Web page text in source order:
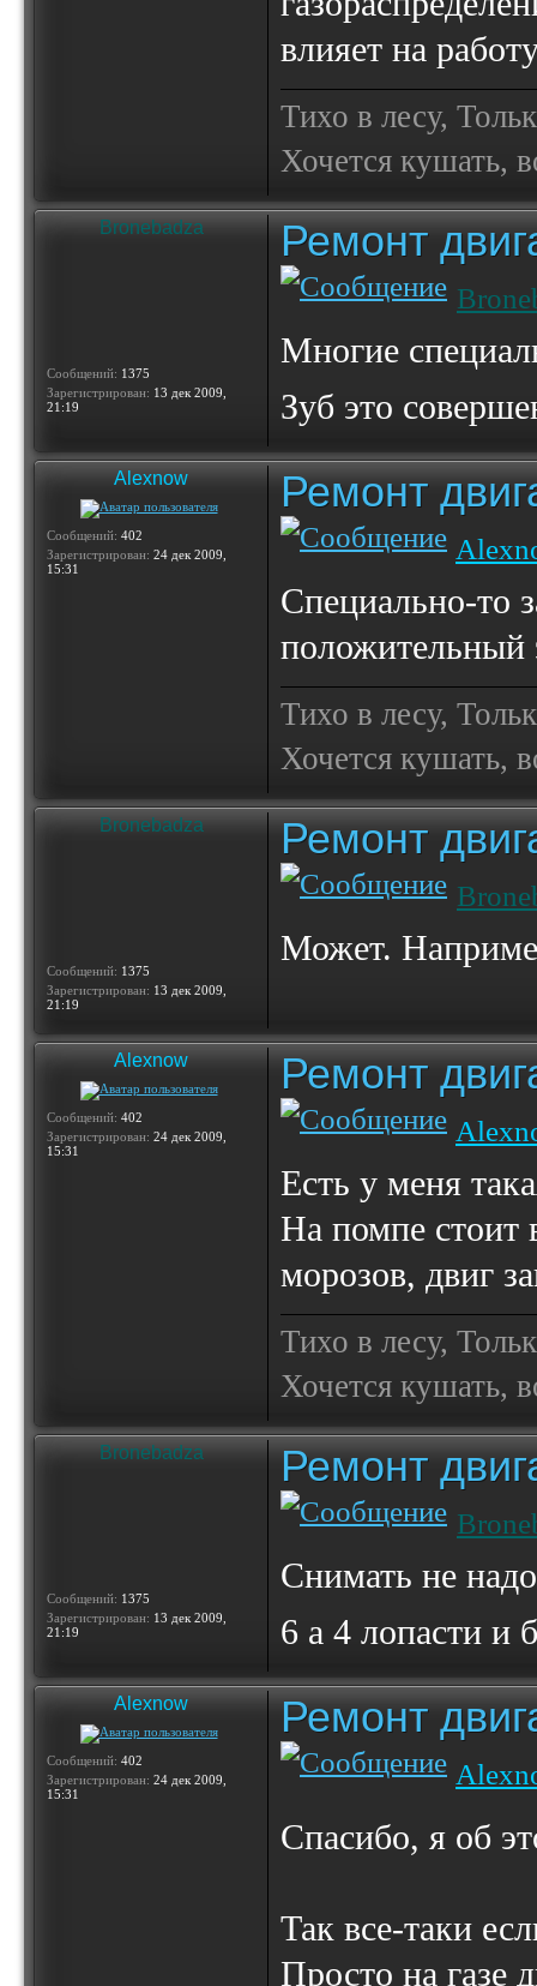
влияет на
Тихо в лесу,
Хочется кушать,
Bronebadza
Сообщений: 1375
Зарегистрирован: 13 дек 2009,
21:19
Ремонт
Многие
Зуб это
Alexnow
Сообщений: 402
Зарегистрирован: 24 дек 2009,
15:31
Ремонт
Специально-то
положительный
Тихо в лесу,
Хочется кушать,
Bronebadza
Сообщений: 1375
Зарегистрирован: 13 дек 2009,
21:19
Ремонт
Может.
Alexnow
Сообщений: 402
Зарегистрирован: 24 дек 2009,
15:31
Ремонт
Есть у меня
На помпе стоит
морозов, двиг
Тихо в лесу,
Хочется кушать,
Bronebadza
Сообщений: 1375
Зарегистрирован: 13 дек 2009,
21:19
Ремонт
Снимать не
6 а 4 лопасти и
Alexnow
Сообщений: 402
Зарегистрирован: 24 дек 2009,
15:31
Ремонт
Спасибо, я об
Так все-таки
Просто на газе